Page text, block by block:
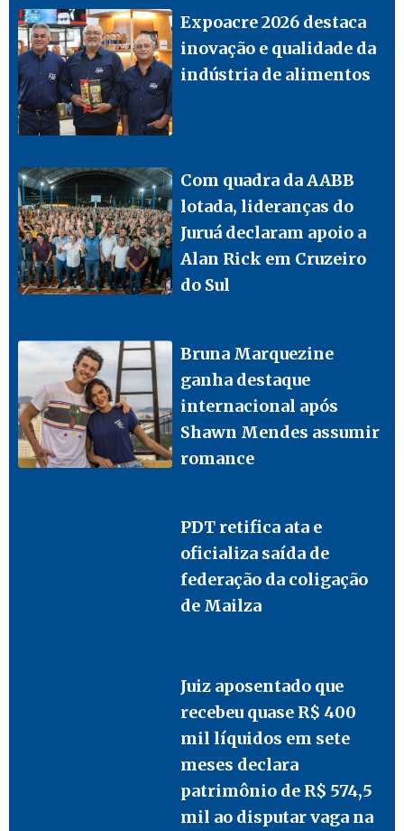
Expoacre 2026 destaca
inovação e qualidade da
indústria de alimentos
Com quadra da AABB
lotada, lideranças do
Juruá declaram apoio a
Alan Rick em Cruzeiro
do Sul
Bruna Marquezine
ganha destaque
internacional após
Shawn Mendes assumir
romance
PDT retifica ata e
oficializa saída de
federação da coligação
de Mailza
Juiz aposentado que
recebeu quase R$ 400
mil líquidos em sete
meses declara
patrimônio de R$ 574,5
mil ao disputar vaga na